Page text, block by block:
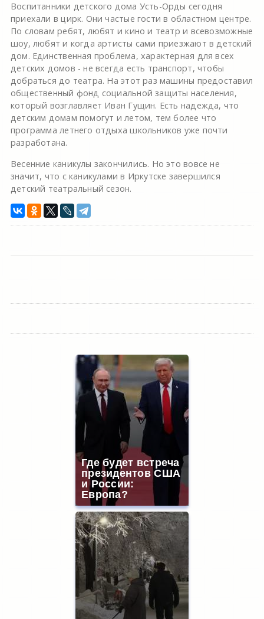
Воспитанники детского дома Усть-Орды сегодня
приехали в цирк. Они частые гости в областном центре.
По словам ребят, любят и кино и театр и всевозможные
шоу, любят и когда артисты сами приезжают в детский
дом. Единственная проблема, характерная для всех
детских домов - не всегда есть транспорт, чтобы
добраться до театра. На этот раз машины предоставил
общественный фонд социальной защиты населения,
который возглавляет Иван Гущин. Есть надежда, что
детским домам помогут и летом, тем более что
программа летнего отдыха школьников уже почти
разработана.
Весенние каникулы закончились. Но это вовсе не
значит, что с каникулами в Иркутске завершился
детский театральный сезон.
Где будет встреча
президентов США
и России:
Европа?